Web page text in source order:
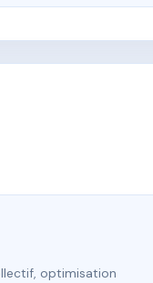
optimisation